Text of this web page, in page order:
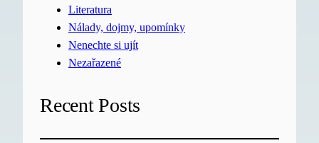
Literatura
Nálady, dojmy, upomínky
Nenechte si ujít
Nezařazené
Recent Posts